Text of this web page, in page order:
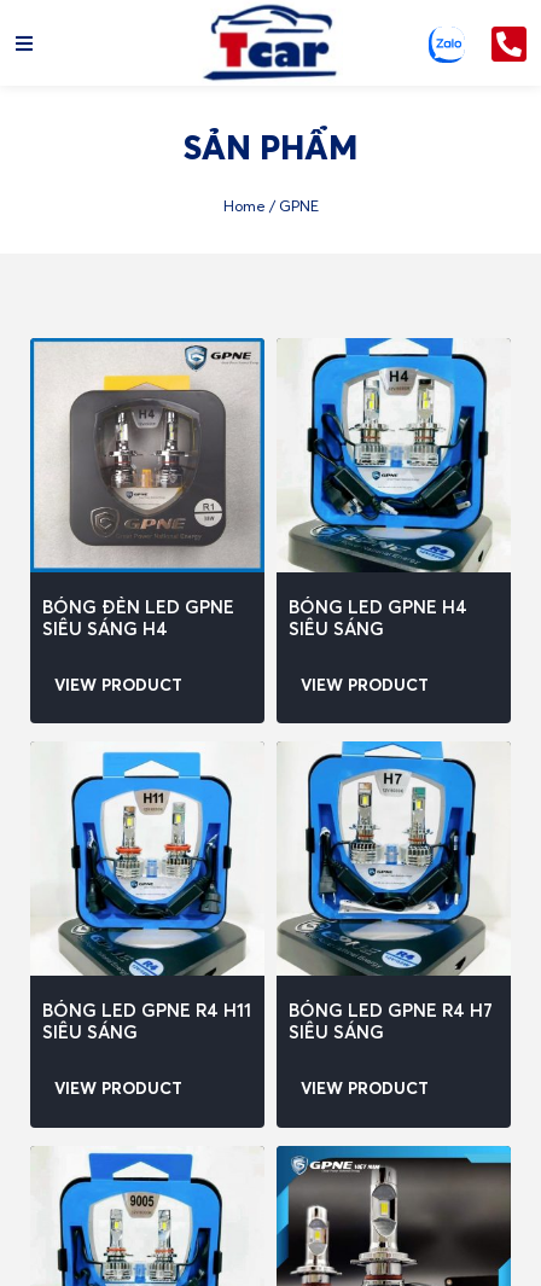
SẢN PHẨM
Home / GPNE
BÓNG ĐÈN LED GPNE
SIÊU SÁNG H4
VIEW PRODUCT
BÓNG LED GPNE H4
SIÊU SÁNG
VIEW PRODUCT
BÓNG LED GPNE R4 H11
SIÊU SÁNG
VIEW PRODUCT
BÓNG LED GPNE R4 H7
SIÊU SÁNG
VIEW PRODUCT